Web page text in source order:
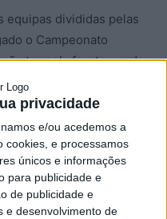
privacidade
e/ou acedemos a
cookies, e processamos
únicos e informações
para publicidade e
de publicidade e
e desenvolvimento de
equipas divididas pelas
o Campeonato
ter pela frente um dos
em prova apenas
da Taça de
de julho.